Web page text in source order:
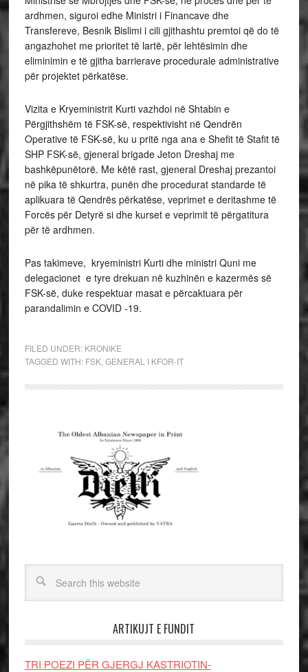
ardhmen, siguroi edhe Ministri i Financave dhe
Transfereve, Besnik Bislimi i cili gjithashtu premtoi që do të
angazhohet me prioritet të lartë, për lehtësimin dhe
eliminimin e të gjitha barrierave procedurale administrative
për projektet përkatëse.
Vizita e Kryeministrit Kurti vazhdoi në Shtabin e
Përgjithshëm të FSK-së, respektivisht në Qendrën
Operative të FSK-së, ku u pritë nga ana e Shefit të Stafit të
SHP FSK-së, gjeneral brigade Jeton Dreshaj me
bashkëpunëtorë. Me këtë rast, gjeneral Dreshaj prezantoi
në pika të shkurtra, punën dhe procedurat standarde të
aplikuara të Qendrës përkatëse, veprimet e deritashme të
Forcës për Detyrë si dhe kurset e veprimit të përgatitura
për të ardhmen.
Pas takimeve, kryeministri Kurti dhe ministri Quni me
delegacionet e tyre drekuan në kuzhinën e kazermës së
FSK-së, duke respektuar masat e përcaktuara për
parandalimin e COVID -19.
FILED UNDER: KRONIKE
TAGGED WITH: FSK, GENERAL I KFOR-IT
ARTIKUJT E FUNDIT
TRI POEZI PËR GJERGJ KASTRIOTIN-